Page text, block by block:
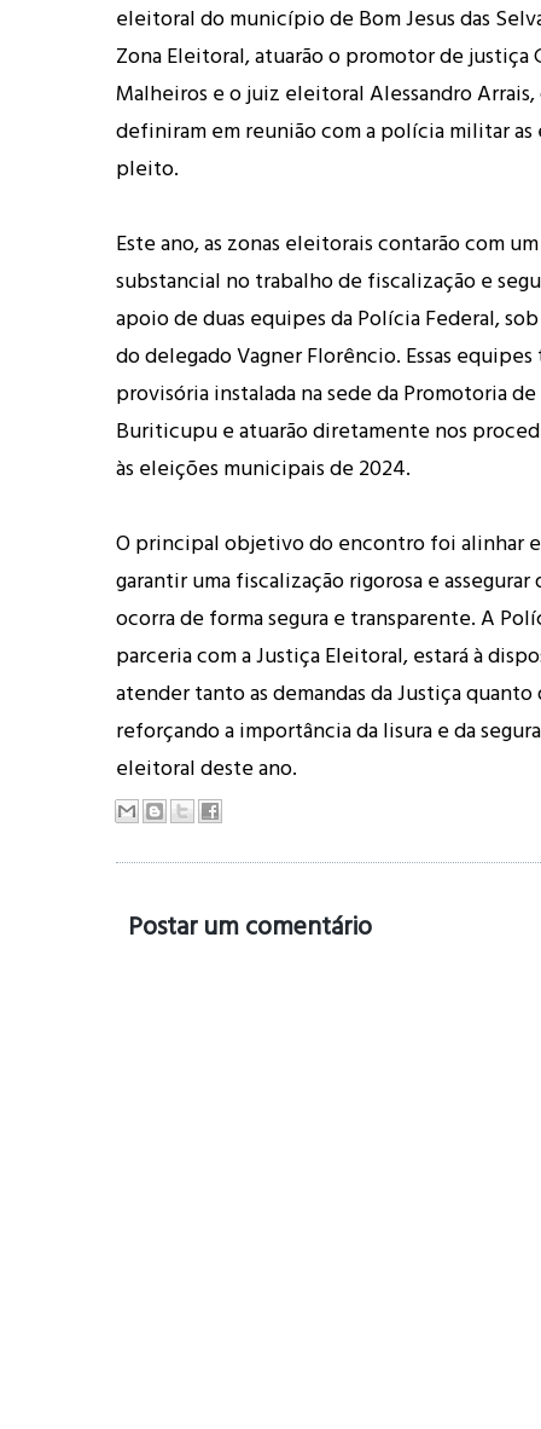
eleitoral do município de Bom Jesus das
Zona Eleitoral, atuarão o promotor de justiça
Malheiros e o juiz eleitoral Alessandro
definiram em reunião com a polícia militar as
pleito.
Este ano, as zonas eleitorais contarão com
substancial no trabalho de fiscalização e
apoio de duas equipes da Polícia Federal,
do delegado Vagner Florêncio. Essas equipes
provisória instalada na sede da Promotoria
Buriticupu e atuarão diretamente nos
às eleições municipais de 2024.
O principal objetivo do encontro foi alinhar
garantir uma fiscalização rigorosa e
ocorra de forma segura e transparente. A
parceria com a Justiça Eleitoral, estará à
atender tanto as demandas da Justiça
reforçando a importância da lisura e da
eleitoral deste ano.
Postar um comentário